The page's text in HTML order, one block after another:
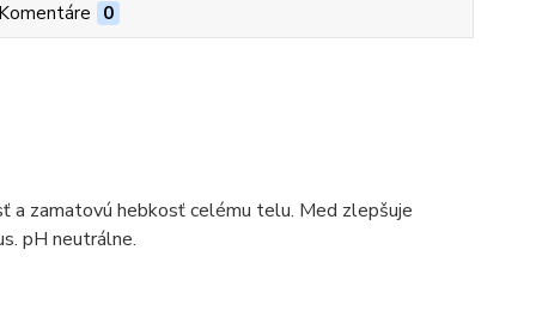
0
a zamatovú hebkosť celému telu. Med zlepšuje
pH neutrálne.